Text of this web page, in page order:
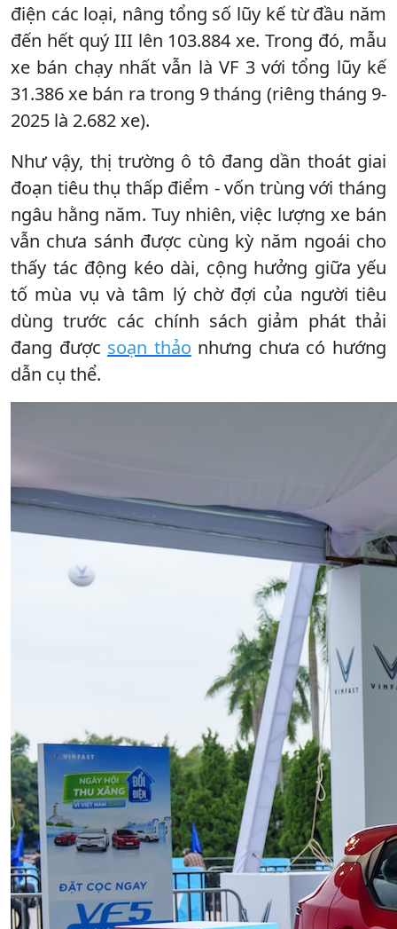
điện các loại, nâng tổng số lũy kế từ đầu năm
đến hết quý III lên 103.884 xe. Trong đó, mẫu
xe bán chạy nhất vẫn là VF 3 với tổng lũy kế
31.386 xe bán ra trong 9 tháng (riêng tháng 9-
2025 là 2.682 xe).
Như vậy, thị trường ô tô đang dần thoát giai
đoạn tiêu thụ thấp điểm - vốn trùng với tháng
ngâu hằng năm. Tuy nhiên, việc lượng xe bán
vẫn chưa sánh được cùng kỳ năm ngoái cho
thấy tác động kéo dài, cộng hưởng giữa yếu
tố mùa vụ và tâm lý chờ đợi của người tiêu
dùng trước các chính sách giảm phát thải
đang được soạn thảo nhưng chưa có hướng
dẫn cụ thể.